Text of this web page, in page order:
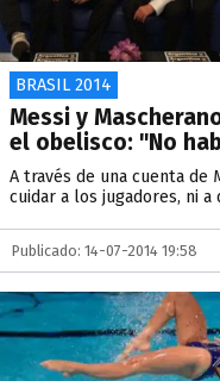
BRASIL 2014
Messi y
el obelisco: "No
A través de una cuenta de
cuidar a los jugadores, ni
Publicado: 14-07-2014 19:58